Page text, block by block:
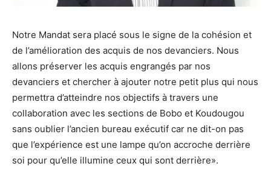
Notre Mandat sera placé sous le signe de la cohésion et
de l’amélioration des acquis de nos devanciers. Nous
allons préserver les acquis engrangés par nos
devanciers et chercher à ajouter notre petit plus qui nous
permettra d’atteindre nos objectifs à travers une
collaboration avec les sections de Bobo et Koudougou
sans oublier l’ancien bureau exécutif car ne dit-on pas
que l’expérience est une lampe qu’on accroche derrière
soi pour qu’elle illumine ceux qui sont derrière».